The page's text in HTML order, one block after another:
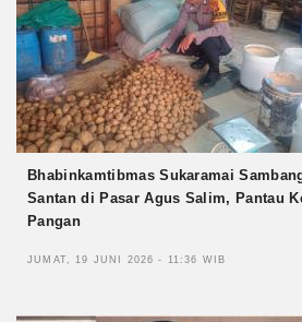
Bhabinkamtibmas Sukaramai
Santan di Pasar Agus Salim, Pantau
Pangan
JUMAT, 19 JUNI 2026 - 11:36 WIB